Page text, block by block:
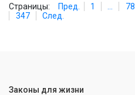
Страницы: Пред. 1 78
347
След.
Законы для жизни